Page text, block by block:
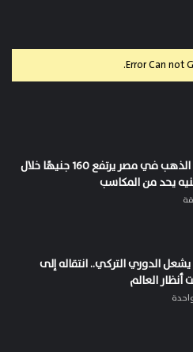
Error Can not
عاجل الان – الذهب في مصر يرتفع 160 جنيهًا خلال
يحد من المكاسب
الدوري التركي.. انتقاله إلى
أنظار العالم